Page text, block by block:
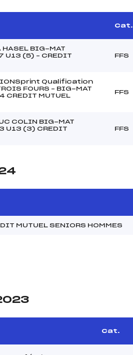
Cat.
HASEL BIG-MAT
U13 (5) – CREDIT
FFS
Qualification
FOURS – BIG-MAT
CREDIT MUTUEL
FFS
COLIN BIG-MAT
U13 (3) CREDIT
FFS
MUTUEL SENIORS HOMMES
Cat.